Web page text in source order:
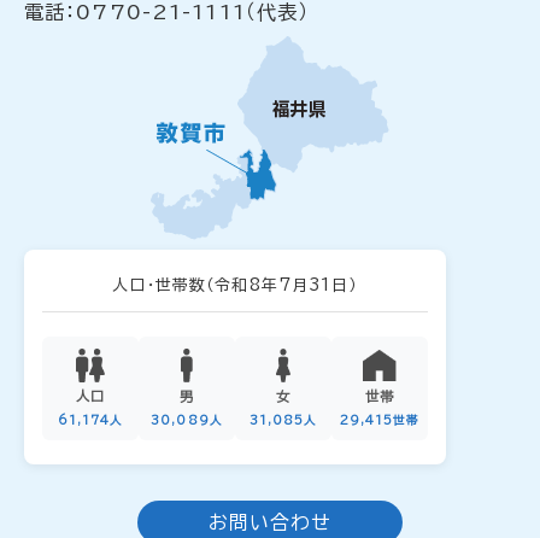
電話：0770-21-1111（代表）
人口・世帯数 （令和8年7月31日）
人口
61,174人
男
30,089人
女
31,085人
世帯
29,415世帯
お問い合わせ